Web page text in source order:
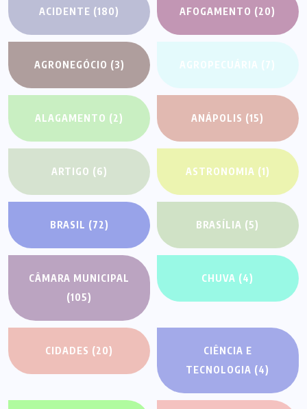
ACIDENTE (180) AFOGAMENTO (20)
AGRONEGÓCIO (3) AGROPECUÁRIA (7)
ALAGAMENTO (2) ANÁPOLIS (15)
ARTIGO (6) ASTRONOMIA (1)
BRASIL (72) BRASÍLIA (5)
CÂMARA MUNICIPAL
(105)
CHUVA (4)
CIDADES (20)
CIÊNCIA E
TECNOLOGIA (4)